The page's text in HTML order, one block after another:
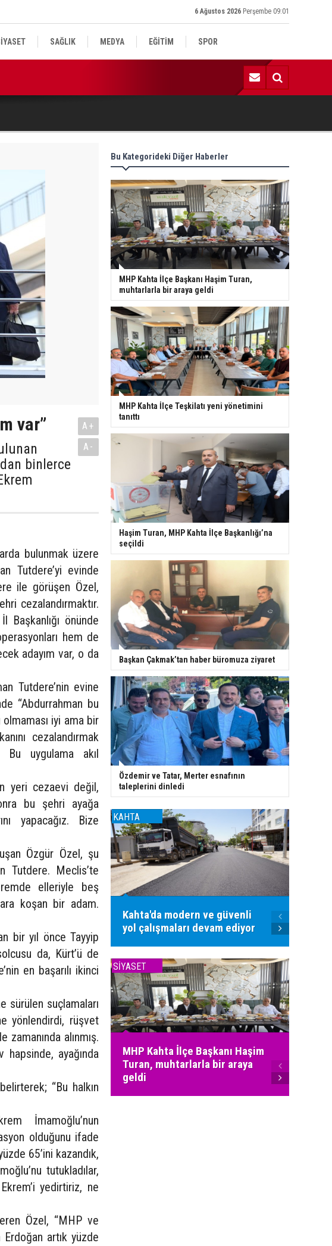
6 Ağustos 2026 Perşembe 09:01
SAĞLIK MEDYA EĞİTİM SPOR
15:52 | Sincik’te sezonun ilk bal hasadı gerçekleştirildi
var”
binlerce
A+
A-
bulunmak üzere
Tutdere’yi evinde
ile görüşen Özel,
cezalandırmaktır.
Başkanlığı önünde
hem de
adayım var, o da
Tutdere’nin evine
“Abdurrahman bu
iyi ama bir
cezalandırmak
Bu uygulama akıl
yeri cezaevi değil,
bu şehri ayağa
yapacağız. Bize
Özgür Özel, şu
Tutdere. Meclis’te
elleriyle beş
koşan bir adam.
bir yıl önce Tayyip
da, Kürt’ü de
en başarılı ikinci
sürülen suçlamaları
yönlendirdi, rüşvet
alınmış.
ayağında
“Bu halkın
İmamoğlu’nun
olduğunu ifade
65’ini kazandık,
tutukladılar,
yedirtiriz, ne
Özel, “MHP ve
artık yüzde
Bu Kategorideki Diğer Haberler
MHP Kahta İlçe Başkanı Haşim Turan,
muhtarlarla bir araya geldi
MHP Kahta İlçe Teşkilatı yeni yönetimini
tanıttı
Haşim Turan, MHP Kahta İlçe Başkanlığı’na
seçildi
Başkan Çakmak’tan haber büromuza ziyaret
Özdemir ve Tatar, Merter esnafının
taleplerini dinledi
KAHTA
Kahta'da modern ve güvenli
yol çalışmaları devam ediyor
SİYASET
MHP Kahta İlçe Başkanı Haşim
Turan, muhtarlarla bir araya
geldi